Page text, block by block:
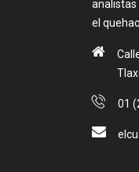
analistas
el
01